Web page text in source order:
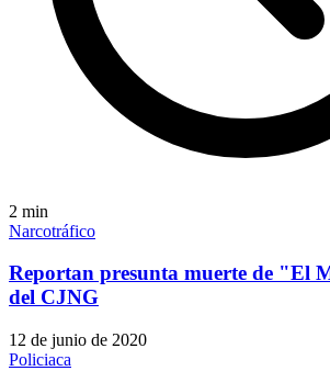
2 min
Narcotráfico
Reportan presunta muerte de "El
del CJNG
12 de junio de 2020
Policiaca